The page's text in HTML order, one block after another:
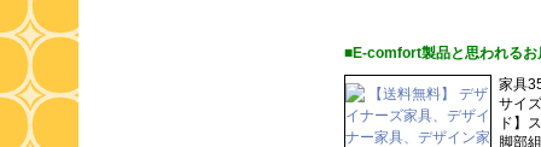
■E-comfort製品と思われるお
家具
サイ
ド】
脚部